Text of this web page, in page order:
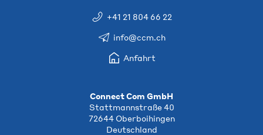
+41 21 804 66 22
info@ccm.ch
Anfahrt
Connect Com GmbH
Stattmannstraße 40
72644 Oberboihingen
Deutschland